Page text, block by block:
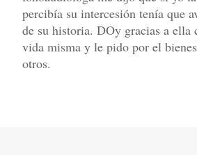
percibía su intercesión tenía que
de su historia. DOy gracias a ella
vida misma y le pido por el
otros.